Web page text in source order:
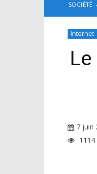
SOCIÉTÉ
Internet
7 juin
1114